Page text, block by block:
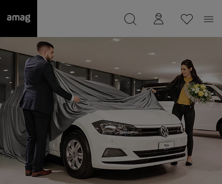
Il suo garage è stato salvato